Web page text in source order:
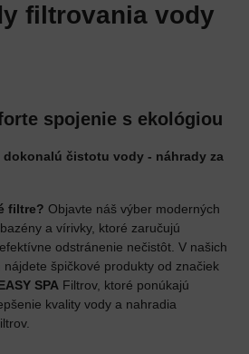
filtrovania vody
spojenie s ekológiou
čistotu vody - náhrady za
filtre? Objavte náš výber moderných
a vírivky, ktoré zaručujú
odstránenie nečistôt. V našich
špičkové produkty od značiek
SPA Filtrov, ktoré ponúkajú
kvality vody a nahradia